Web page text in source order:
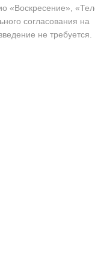
«Воскресение»,
согласования на
не требуется.